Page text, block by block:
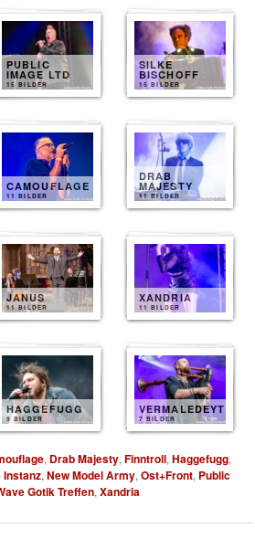
PUBLIC
IMAGE LTD
15 BILDER
SILKE
BISCHOFF
15 BILDER
CAMOUFLAGE
11 BILDER
DRAB
MAJESTY
11 BILDER
JANUS
11 BILDER
XANDRIA
11 BILDER
HAGGEFUGG
9 BILDER
VERMALEDEYT
7 BILDER
, Drab Majesty, Finntroll, Haggefugg,
Instanz, New Model Army, Ost+Front, Public
Gotik Treffen, Xandria